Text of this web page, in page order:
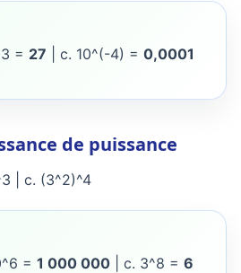
= 27 | c. 10^(-4) = 0,0001
de puissance
| c. (3^2)^4
= 1 000 000 | c. 3^8 = 6